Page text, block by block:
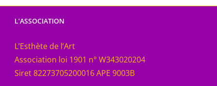
L’ASSOCIATION
L’Esthète de l’Art
Association loi 1901 n° W343020204
Siret 82273705200016 APE 9003B